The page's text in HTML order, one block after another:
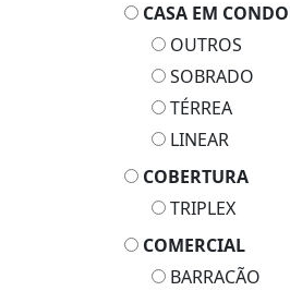
CASA EM
OUTROS
SOBRADO
TÉRREA
LINEAR
COBERTURA
TRIPLEX
COMERCIAL
BARRACÃO